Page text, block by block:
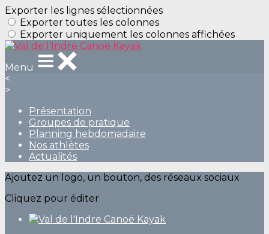
Exporter les lignes sélectionnées
Exporter toutes les colonnes
Exporter uniquement les colonnes affichées
Menu
<
>
Présentation
Groupes de pratique
Planning hebdomadaire
Nos athlètes
Actualités
Ajoutez un logo, un bouton, des réseaux sociaux
Cliquez pour éditer